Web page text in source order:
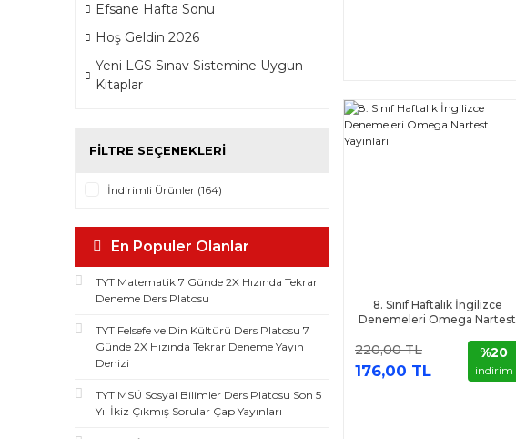
Efsane Hafta Sonu
Hoş Geldin 2026
Yeni LGS Sınav Sistemine Uygun
Kitaplar
FILTRE SEÇENEKLERI
İndirimli Ürünler (164)
En Populer Olanlar
TYT Matematik 7 Günde 2X Hızında Tekrar
Deneme Ders Platosu
TYT Felsefe ve Din Kültürü Ders Platosu 7
Günde 2X Hızında Tekrar Deneme Yayın
Denizi
TYT MSÜ Sosyal Bilimler Ders Platosu Son 5
Yıl İkiz Çıkmış Sorular Çap Yayınları
8. Sınıf Haftalık İngilizce
Denemeleri Omega Nartest
220,00 TL
176,00 TL
%20
indirim